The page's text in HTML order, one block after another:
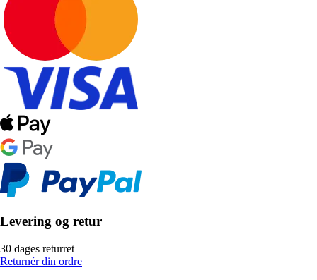
Levering og retur
30 dages returret
Returnér din ordre